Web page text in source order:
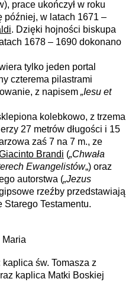
prace ukończył w roku
później, w latach 1671 –
. Dzięki hojności biskupa
1678 – 1690 dokonano
tylko jeden portal
czterema pilastrami
z napisem „Iesu et
kolebkowo, z trzema
27 metrów długości i 15
zaś 7 na 7 m., ze
Brandi („Chwała
Ewangelistów„) oraz
autorstwa („Jezus
rzeźby przedstawiają
Starego Testamentu.
Maria
św. Tomasza z
kaplica Matki Boskiej